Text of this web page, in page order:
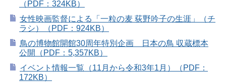
（PDF：324KB）
女性映画監督による「一粒の麦 荻野吟子の生涯」（チ
ラシ）（PDF：924KB）
鳥の博物館開館30周年特別企画 日本の鳥 収蔵標本
公開（PDF：5,357KB）
イベント情報一覧（11月から令和3年1月）（PDF：
172KB）